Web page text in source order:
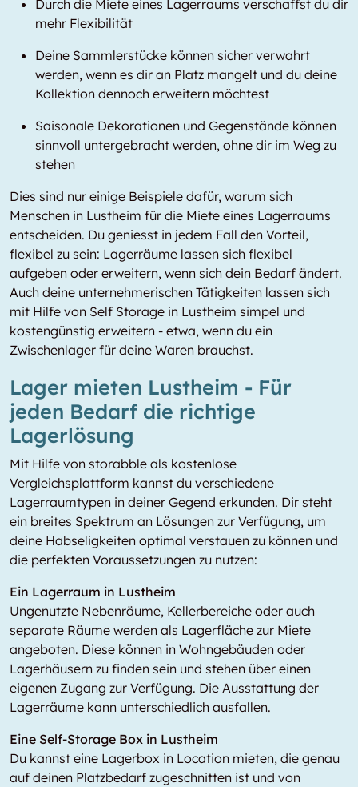
Durch die Miete eines Lagerraums verschaffst du dir
mehr Flexibilität
Deine Sammlerstücke können sicher verwahrt
werden, wenn es dir an Platz mangelt und du deine
Kollektion dennoch erweitern möchtest
Saisonale Dekorationen und Gegenstände können
sinnvoll untergebracht werden, ohne dir im Weg zu
stehen
Dies sind nur einige Beispiele dafür, warum sich
Menschen in Lustheim für die Miete eines Lagerraums
entscheiden. Du geniesst in jedem Fall den Vorteil,
flexibel zu sein: Lagerräume lassen sich flexibel
aufgeben oder erweitern, wenn sich dein Bedarf ändert.
Auch deine unternehmerischen Tätigkeiten lassen sich
mit Hilfe von Self Storage in Lustheim simpel und
kostengünstig erweitern - etwa, wenn du ein
Zwischenlager für deine Waren brauchst.
Lager mieten Lustheim - Für
jeden Bedarf die richtige
Lagerlösung
Mit Hilfe von storabble als kostenlose
Vergleichsplattform kannst du verschiedene
Lagerraumtypen in deiner Gegend erkunden. Dir steht
ein breites Spektrum an Lösungen zur Verfügung, um
deine Habseligkeiten optimal verstauen zu können und
die perfekten Voraussetzungen zu nutzen:
Ein Lagerraum in Lustheim
Ungenutzte Nebenräume, Kellerbereiche oder auch
separate Räume werden als Lagerfläche zur Miete
angeboten. Diese können in Wohngebäuden oder
Lagerhäusern zu finden sein und stehen über einen
eigenen Zugang zur Verfügung. Die Ausstattung der
Lagerräume kann unterschiedlich ausfallen.
Eine Self-Storage Box in Lustheim
Du kannst eine Lagerbox in Location mieten, die genau
auf deinen Platzbedarf zugeschnitten ist und von